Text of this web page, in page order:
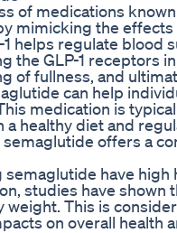
of medications
mimicking the effects
helps regulate blood
the GLP-1 receptors
of fullness, and
can help
medication is
healthy diet and
offers a
have
studies have shown
weight. This is
on overall health